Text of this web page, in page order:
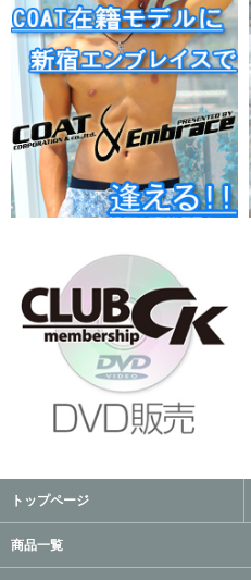
トップページ
商品一覧